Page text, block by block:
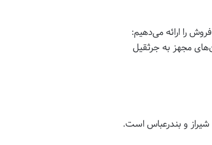
را ارائه می‌دهیم:
مجهز به جرثقیل
و بندرعباس است.